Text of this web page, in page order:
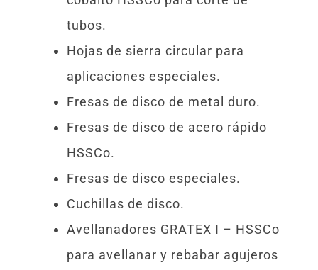
tubos.
Hojas de sierra circular para
aplicaciones especiales.
Fresas de disco de metal duro.
Fresas de disco de acero rápido
HSSCo.
Fresas de disco especiales.
Cuchillas de disco.
Avellanadores GRATEX I – HSSCo
para avellanar y rebabar agujeros